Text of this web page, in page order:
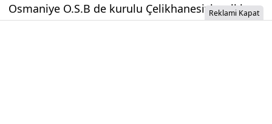
Osmaniye O.S.B de kurulu Çelikhanesiyle yıllık
Reklami Kapat